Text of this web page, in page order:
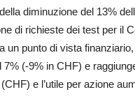
diminuzione del 13%
di richieste dei test per il
un punto di vista finanziario,
7% (-9% in CHF) e
e l’utile per azione